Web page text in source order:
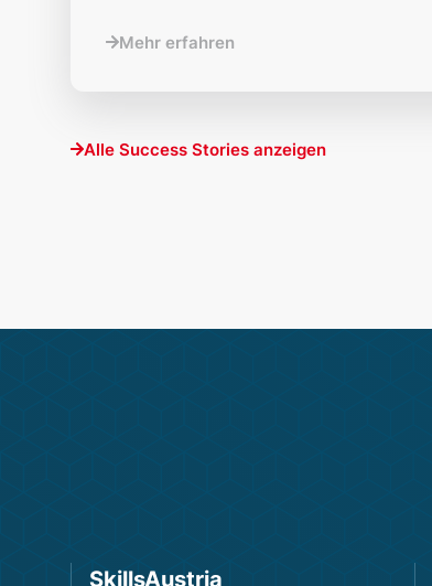
Mehr erfahren
Alle Success Stories anzeigen
SkillsAustria